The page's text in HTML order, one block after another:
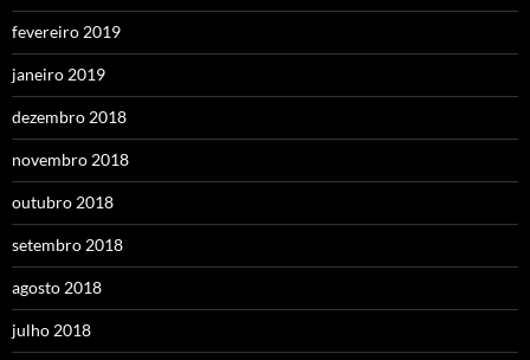
fevereiro 2019
janeiro 2019
dezembro 2018
novembro 2018
outubro 2018
setembro 2018
agosto 2018
julho 2018